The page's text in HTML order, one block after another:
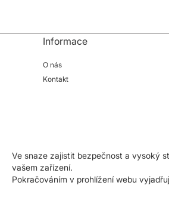
Informace
O nás
Kontakt
Ve snaze zajistit bezpečnost a vysoký
vašem zařízení.
Pokračováním v prohlížení webu